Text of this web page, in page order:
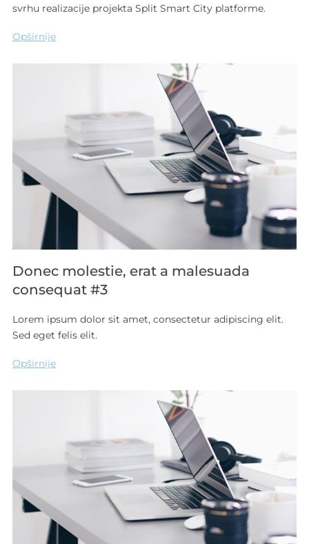
svrhu realizacije projekta Split Smart City platforme.
Opširnije
Donec molestie, erat a malesuada
consequat #3
Lorem ipsum dolor sit amet, consectetur adipiscing elit.
Sed eget felis elit.
Opširnije